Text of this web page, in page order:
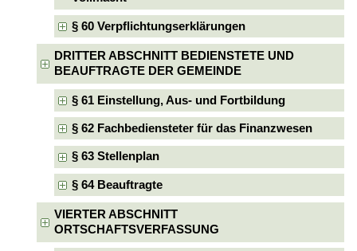
§ 60 Verpflichtungserklärungen
DRITTER ABSCHNITT BEDIENSTETE UND
BEAUFTRAGTE DER GEMEINDE
§ 61 Einstellung, Aus- und Fortbildung
§ 62 Fachbediensteter für das Finanzwesen
§ 63 Stellenplan
§ 64 Beauftragte
VIERTER ABSCHNITT
ORTSCHAFTSVERFASSUNG